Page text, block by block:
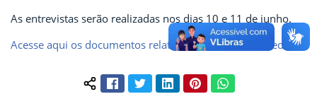
As entrevistas serão realizadas nos dias 10 e 11 de junho.
Acesse aqui os documentos relativos ao mencionado edital.
Compartilhar conteúdo:
FacebookTwitterLinkedInPinterestWhatsApp